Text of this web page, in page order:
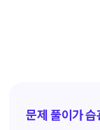
문제 풀이가